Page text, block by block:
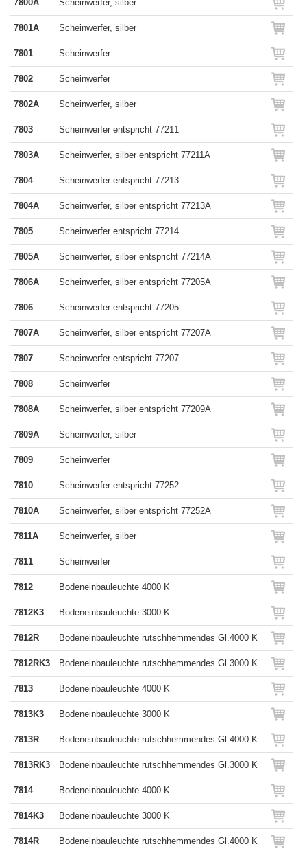
7800A Scheinwerfer, silber
7801A Scheinwerfer, silber
7801 Scheinwerfer
7802 Scheinwerfer
7802A Scheinwerfer, silber
7803 Scheinwerfer entspricht 77211
7803A Scheinwerfer, silber entspricht 77211A
7804 Scheinwerfer entspricht 77213
7804A Scheinwerfer, silber entspricht 77213A
7805 Scheinwerfer entspricht 77214
7805A Scheinwerfer, silber entspricht 77214A
7806A Scheinwerfer, silber entspricht 77205A
7806 Scheinwerfer entspricht 77205
7807A Scheinwerfer, silber entspricht 77207A
7807 Scheinwerfer entspricht 77207
7808 Scheinwerfer
7808A Scheinwerfer, silber entspricht 77209A
7809A Scheinwerfer, silber
7809 Scheinwerfer
7810 Scheinwerfer entspricht 77252
7810A Scheinwerfer, silber entspricht 77252A
7811A Scheinwerfer, silber
7811 Scheinwerfer
7812 Bodeneinbauleuchte 4000 K
7812K3 Bodeneinbauleuchte 3000 K
7812R Bodeneinbauleuchte rutschhemmendes Gl.4000 K
7812RK3 Bodeneinbauleuchte rutschhemmendes Gl.3000 K
7813 Bodeneinbauleuchte 4000 K
7813K3 Bodeneinbauleuchte 3000 K
7813R Bodeneinbauleuchte rutschhemmendes Gl.4000 K
7813RK3 Bodeneinbauleuchte rutschhemmendes Gl.3000 K
7814 Bodeneinbauleuchte 4000 K
7814K3 Bodeneinbauleuchte 3000 K
7814R Bodeneinbauleuchte rutschhemmendes Gl.4000 K